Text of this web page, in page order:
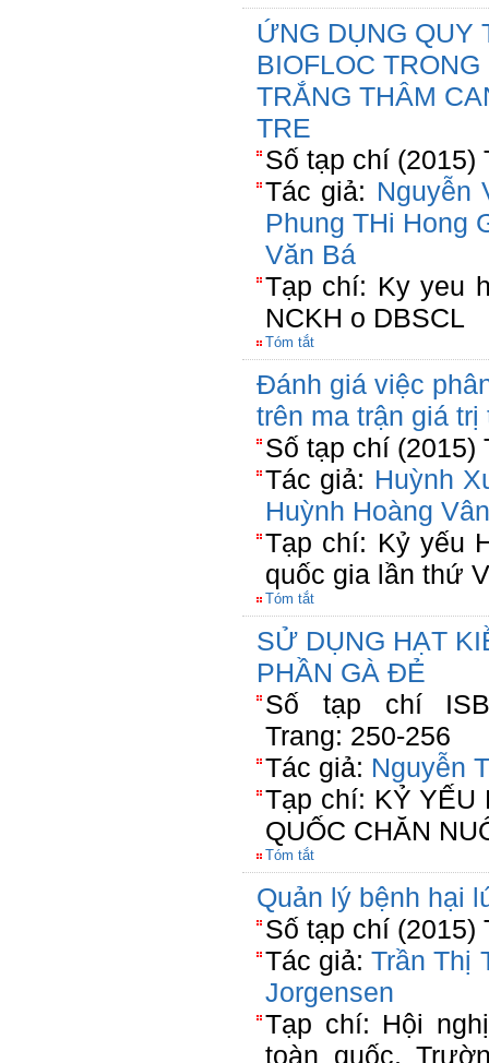
ỨNG DỤNG QUY
BIOFLOC
TRẮNG THÂM
TRE
Số tạp chí (2015)
Tác giả: Nguyễn
Phung THi Hong
Văn Bá
Tạp chí: Ky yeu
NCKH o DBSCL
Tóm tắt
Đánh giá việc
trên ma trận giá
Số tạp chí (2015)
Tác giả: Huỳnh
Huỳnh Hoàng Vân
Tạp chí: Kỷ yếu
quốc gia lần thứ
Tóm tắt
SỬ DỤNG HẠT
PHẦN GÀ ĐẺ
Số tạp chí
Trang: 250-256
Tác giả: Nguyễn
Tạp chí: KỶ YẾU
QUỐC CHĂN
Tóm tắt
Quản lý bệnh hại
Số tạp chí (2015)
Tác giả:Trần Thị
Jorgensen
Tạp chí: Hội
toàn quốc,